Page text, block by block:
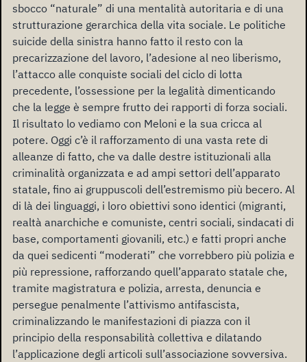
sbocco “naturale” di una mentalità autoritaria e di una
strutturazione gerarchica della vita sociale. Le politiche
suicide della sinistra hanno fatto il resto con la
precarizzazione del lavoro, l’adesione al neo liberismo,
l’attacco alle conquiste sociali del ciclo di lotta
precedente, l’ossessione per la legalità dimenticando
che la legge è sempre frutto dei rapporti di forza sociali.
Il risultato lo vediamo con Meloni e la sua cricca al
potere. Oggi c’è il rafforzamento di una vasta rete di
alleanze di fatto, che va dalle destre istituzionali alla
criminalità organizzata e ad ampi settori dell’apparato
statale, fino ai gruppuscoli dell’estremismo più becero. Al
di là dei linguaggi, i loro obiettivi sono identici (migranti,
realtà anarchiche e comuniste, centri sociali, sindacati di
base, comportamenti giovanili, etc.) e fatti propri anche
da quei sedicenti “moderati” che vorrebbero più polizia e
più repressione, rafforzando quell’apparato statale che,
tramite magistratura e polizia, arresta, denuncia e
persegue penalmente l’attivismo antifascista,
criminalizzando le manifestazioni di piazza con il
principio della responsabilità collettiva e dilatando
l’applicazione degli articoli sull’associazione sovversiva.